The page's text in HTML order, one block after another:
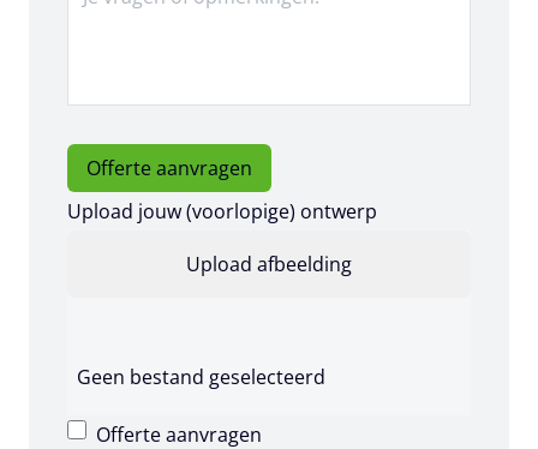
Offerte aanvragen
Upload jouw (voorlopige) ontwerp
Geen bestand geselecteerd
Offerte aanvragen